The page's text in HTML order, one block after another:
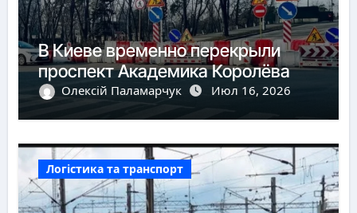
В Киеве временно перекрыли
проспект Академика Королёва
Олексій Паламарчук Июл 16, 2026
Логістика та транспорт